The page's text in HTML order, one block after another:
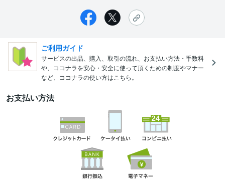
ご利用ガイド
サービスの出品、購入、取引の流れ、お支払い方法・手数料
や、ココナラを安心・安全に使って頂くための制度やマナー
など、ココナラの使い方はこちら。
お支払い方法